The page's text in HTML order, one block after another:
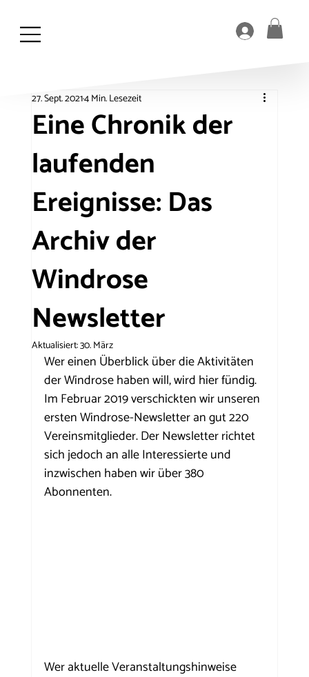
Eine Chronik der
laufenden
Ereignisse: Das
Archiv der
Windrose
Newsletter
27. Sept. 20214 Min. Lesezeit
Aktualisiert:30. März
Wer einen Überblick über die Aktivitäten
der Windrose haben will, wird hier fündig.
Im Februar 2019 verschickten wir unseren
ersten Windrose-Newsletter an gut 220
Vereinsmitglieder. Der Newsletter richtet
sich jedoch an alle Interessierte und
inzwischen haben wir über 380
Abonnenten.
Wer aktuelle Veranstaltungshinweise